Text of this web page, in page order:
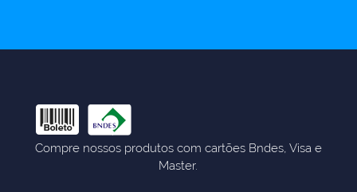
Compre nossos produtos com cartões Bndes, Visa e
Master.